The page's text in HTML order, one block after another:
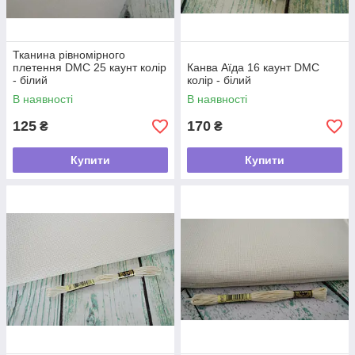
Тканина рівномірного
плетення DMC 25 каунт колір
- білий
В наявності
125 ₴
Купити
Канва Аїда 16 каунт DMC
колір - білий
В наявності
170 ₴
Купити